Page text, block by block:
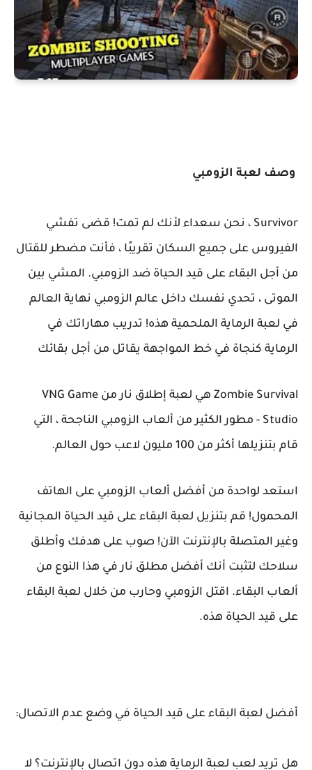
وصف لعبة الزومبي
Survivor ، نحن سعداء لأنك لم تمت! قضى تفشي
الفيروس على جميع السكان تقريبًا ، فأنت مضطر للقتال
من أجل البقاء على قيد الحياة ضد الزومبي. المشي بين
الموتى ، تحدي نفسك داخل عالم الزومبي نهاية العالم
في لعبة الرماية الملحمية هذه! تدريب مهاراتك في
الرماية كنجاة في خط المواجهة يقاتل من أجل بقائك
Zombie Survival هي لعبة إطلاق نار من VNG Game
Studio - مطور الكثير من ألعاب الزومبي الناجحة ، التي
قام بتنزيلها أكثر من 100 مليون لاعب حول العالم.
استعد لواحدة من أفضل ألعاب الزومبي على الهاتف
المحمول! قم بتنزيل لعبة البقاء على قيد الحياة المجانية
وغير المتصلة بالإنترنت الآن! صوب على هدفك وأطلق
سلاحك لتثبت أنك أفضل مطلق نار في هذا النوع من
ألعاب البقاء. اقتل الزومبي وحارب من خلال لعبة البقاء
على قيد الحياة هذه.
أفضل لعبة البقاء على قيد الحياة في وضع عدم الاتصال:
هل تريد لعب لعبة الرماية هذه دون اتصال بالإنترنت؟ لا